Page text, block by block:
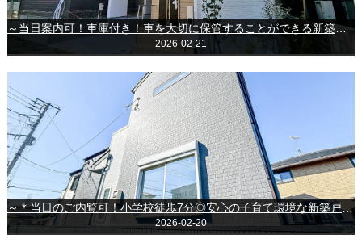
～当日案内可！車庫付き！車を大切に保管することができる新築戸建～千葉市花見川区浪花町
2026-02-21
～＊当日のご内覧可！小学校徒歩7分◎安心の子育て環境な新築戸建です♪＊～◆習志野市鷺沼3丁目◆
2026-02-20